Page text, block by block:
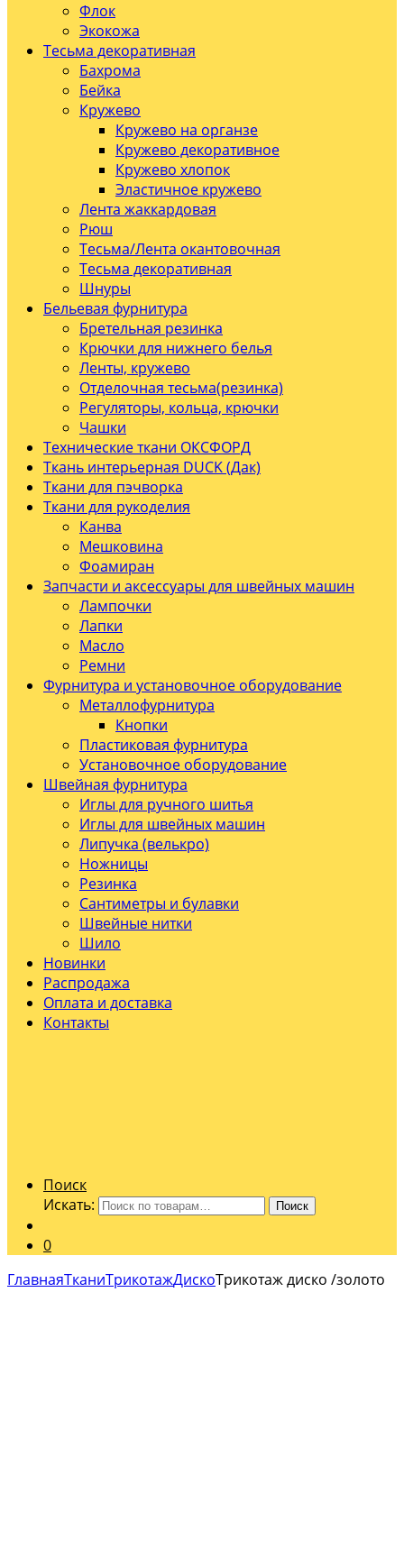
Флок
Экокожа
Тесьма декоративная
Бахрома
Бейка
Кружево
Кружево на органзе
Кружево декоративное
Кружево хлопок
Эластичное кружево
Лента жаккардовая
Рюш
Тесьма/Лента окантовочная
Тесьма декоративная
Шнуры
Бельевая фурнитура
Бретельная резинка
Крючки для нижнего белья
Ленты, кружево
Отделочная тесьма(резинка)
Регуляторы, кольца, крючки
Чашки
Технические ткани ОКСФОРД
Ткань интерьерная DUCK (Дак)
Ткани для пэчворка
Ткани для рукоделия
Канва
Мешковина
Фоамиран
Запчасти и аксессуары для швейных машин
Лампочки
Лапки
Масло
Ремни
Фурнитура и установочное оборудование
Металлофурнитура
Кнопки
Пластиковая фурнитура
Установочное оборудование
Швейная фурнитура
Иглы для ручного шитья
Иглы для швейных машин
Липучка (велькро)
Ножницы
Резинка
Сантиметры и булавки
Швейные нитки
Шило
Новинки
Распродажа
Оплата и доставка
Контакты
Поиск
Искать:
Поиск
0
ГлавнаяТканиТрикотажДискоТрикотаж диско /золото